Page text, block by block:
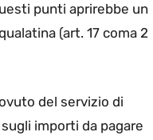
punti aprirebbe un
(art. 17 coma 2
del servizio di
importi da pagare